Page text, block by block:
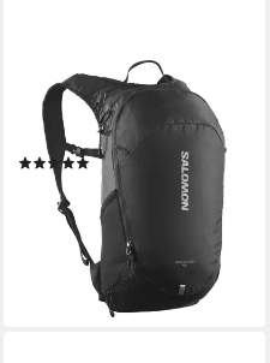
SALOMON
Sportrucksack TRAILBLAZER
10, mit Mesh-Einsätzen
(1)
64,99 €
lieferbar - in 1-2 Werktagen bei dir